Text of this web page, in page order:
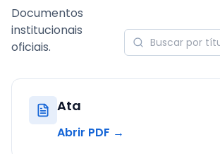
Documentos
institucionais
oficiais.
Ata
Abrir PDF →